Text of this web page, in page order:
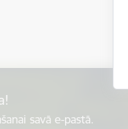
savā e-pastā.